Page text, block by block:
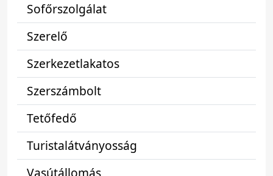
Sofőrszolgálat
Szerelő
Szerkezetlakatos
Szerszámbolt
Tetőfedő
Turistalátványosság